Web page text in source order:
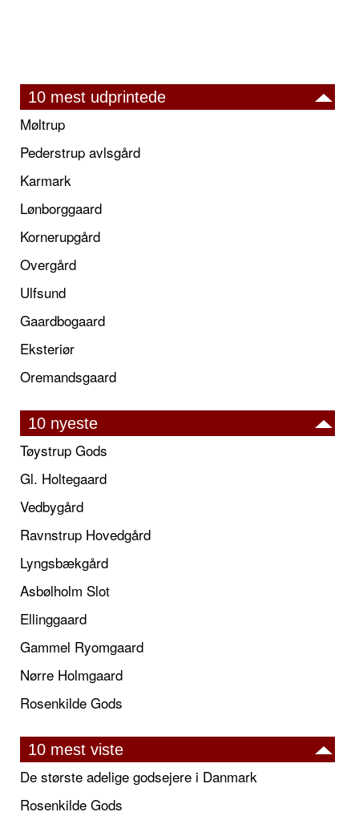
10 mest udprintede
Møltrup
Pederstrup avlsgård
Karmark
Lønborggaard
Kornerupgård
Overgård
Ulfsund
Gaardbogaard
Eksteriør
Oremandsgaard
10 nyeste
Tøystrup Gods
Gl. Holtegaard
Vedbygård
Ravnstrup Hovedgård
Lyngsbækgård
Asbølholm Slot
Ellinggaard
Gammel Ryomgaard
Nørre Holmgaard
Rosenkilde Gods
10 mest viste
De største adelige godsejere i Danmark
Rosenkilde Gods